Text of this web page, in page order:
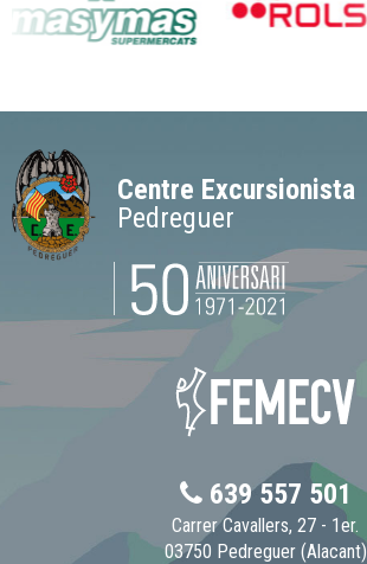
Centre Excursionista
Pedreguer
639 557 501
Carrer Cavallers, 27 - 1er.
03750 Pedreguer (Alacant)